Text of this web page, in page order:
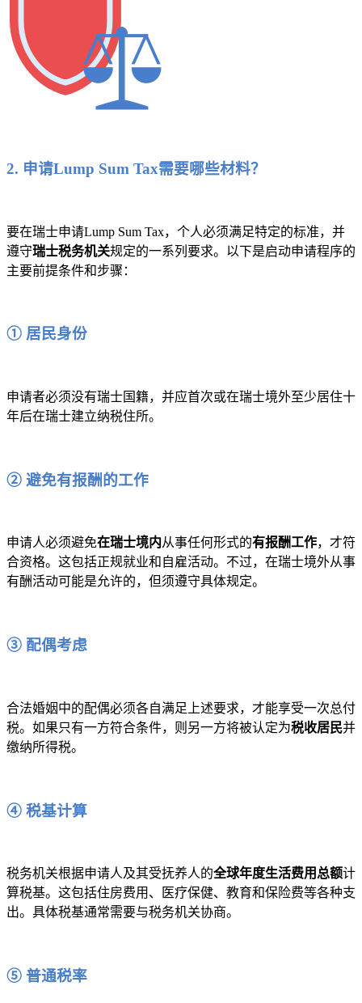
2. 申请Lump Sum Tax需要哪些材料？
要在瑞士申请Lump Sum Tax，个人必须满足特定的标准，并
遵守瑞士税务机关规定的一系列要求。以下是启动申请程序的
主要前提条件和步骤：
① 居民身份
申请者必须没有瑞士国籍，并应首次或在瑞士境外至少居住十
年后在瑞士建立纳税住所。
② 避免有报酬的工作
申请人必须避免在瑞士境内从事任何形式的有报酬工作，才符
合资格。这包括正规就业和自雇活动。不过，在瑞士境外从事
有酬活动可能是允许的，但须遵守具体规定。
③ 配偶考虑
合法婚姻中的配偶必须各自满足上述要求，才能享受一次总付
税。如果只有一方符合条件，则另一方将被认定为税收居民并
缴纳所得税。
④ 税基计算
税务机关根据申请人及其受抚养人的全球年度生活费用总额计
算税基。这包括住房费用、医疗保健、教育和保险费等各种支
出。具体税基通常需要与税务机关协商。
⑤ 普通税率